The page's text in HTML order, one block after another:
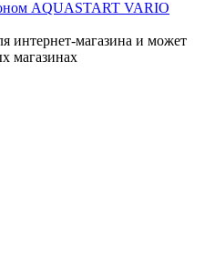
интернет-магазина и может
магазинах